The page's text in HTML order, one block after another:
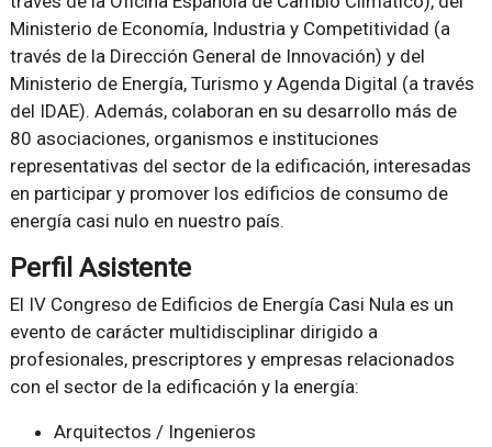
Ministerio de Economía, Industria y Competitividad (a
través de la Dirección General de Innovación) y del
Ministerio de Energía, Turismo y Agenda Digital (a través
del IDAE). Además, colaboran en su desarrollo más de
80 asociaciones, organismos e instituciones
representativas del sector de la edificación, interesadas
en participar y promover los edificios de consumo de
energía casi nulo en nuestro país.
Perfil Asistente
El IV Congreso de Edificios de Energía Casi Nula es un
evento de carácter multidisciplinar dirigido a
profesionales, prescriptores y empresas relacionados
con el sector de la edificación y la energía:
Arquitectos / Ingenieros